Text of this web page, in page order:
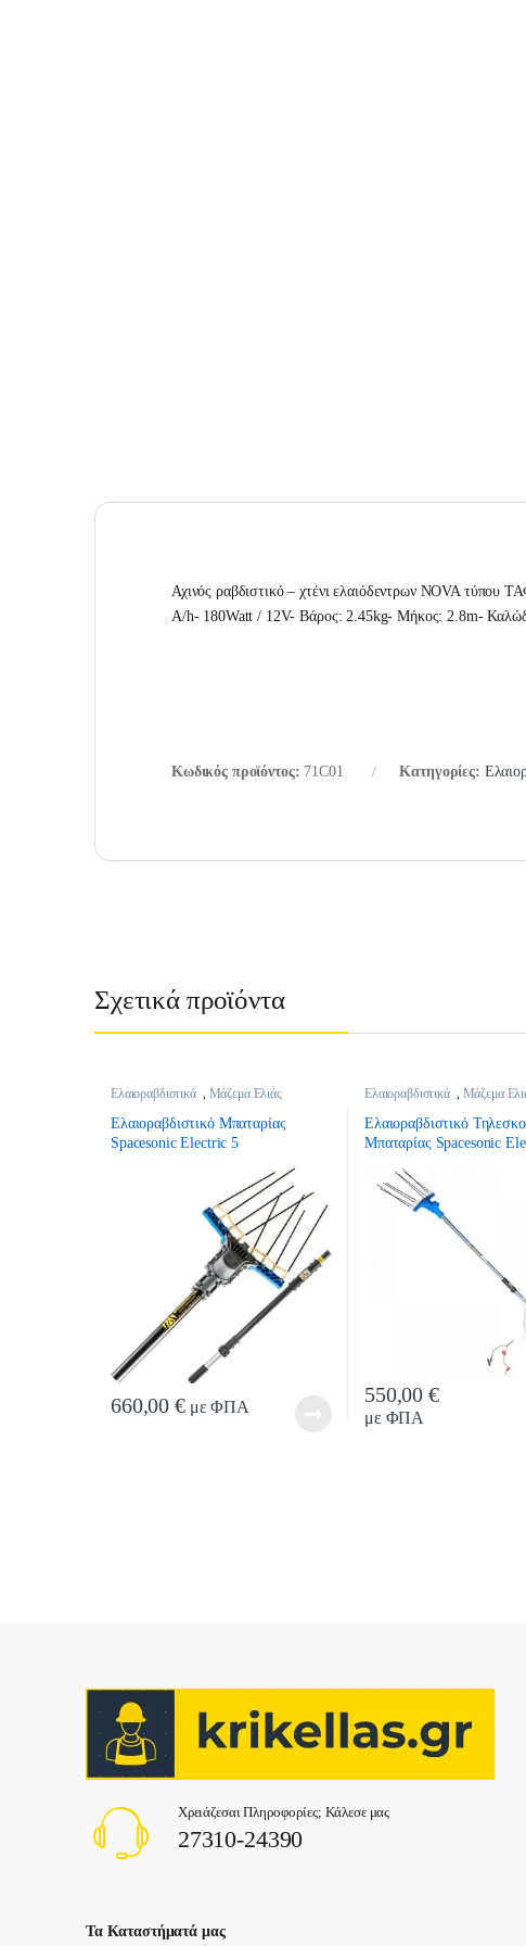
Αχινός ραβδιστικό – χτένι ελαιόδεντρων ΝOVA
Α/h- 180Watt / 12V- Βάρος: 2.45kg- Μήκος: 2.8m-
Κωδικός προϊόντος: 71C01 Κατηγορίες:
Σχετικά προϊόντα
Ελαιοραβδιστικά , Μάζεμα Ελιάς
Ελαιοραβδιστικό Μπαταρίας
Spacesonic Electric 5
660,00€με ΦΠΑ
Ελαιοραβδιστικά , Μάζεμα
Ελαιοραβδιστικό
Μπαταρίας Spacesonic
550,00€
με ΦΠΑ
Quantity
Χρειάζεσαι Πληροφορίες; Κάλεσε μας
27310-24390
Τα Καταστήματά μας